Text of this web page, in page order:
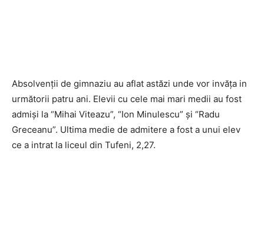
Absolvenții de gimnaziu au aflat astăzi unde vor invăța in
următorii patru ani. Elevii cu cele mai mari medii au fost
admiși la “Mihai Viteazu”, “Ion Minulescu” și “Radu
Greceanu”. Ultima medie de admitere a fost a unui elev
ce a intrat la liceul din Tufeni, 2,27.